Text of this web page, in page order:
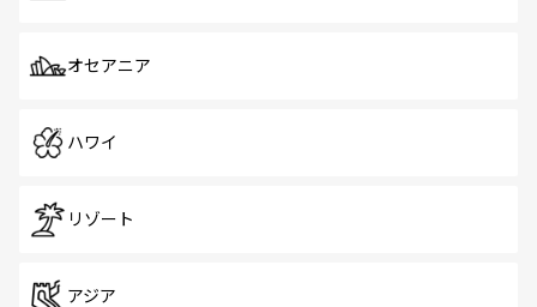
オセアニア
ハワイ
リゾート
アジア